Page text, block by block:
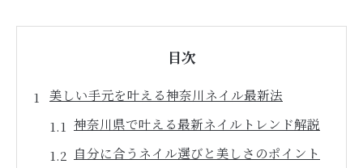
目次
美しい手元を叶える神奈川ネイル最新法
神奈川県で叶える最新ネイルトレンド解説
自分に合うネイル選びと美しさのポイント